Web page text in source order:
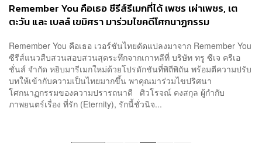
Remember You คือเธอ ซีรีส์รีเมกที่ได้ เพชร เผ่าเพชร, เต
ตะวัน และ เบลล์ เขมิศรา มาร่วมไขคดีโศกนาฏกรรม
Remember You คือเธอ เวอร์ชันไทยดัดแปลงมาจาก Remember You
ซีรีส์แนวสืบสวนสอบสวนสุดระทึกจากเกาหลีที่ บริษัท ทรู ซีเจ ครีเอ
ชั่นส์ จำกัด หยิบมารีเมกใหม่ด้วยโปรดักชันที่พิถีพิถัน พร้อมตีความปรับ
บทให้เข้ากับความเป็นไทยมากขึ้น พาคุณมาร่วมไขปริศนา
โศกนาฏกรรมของความปรารถนาดี ศิวโรจณ์ คงสกุล ผู้กำกับ
ภาพยนตร์เรื่อง ที่รัก (Eternity), รักนี้ชั่วนิจ...